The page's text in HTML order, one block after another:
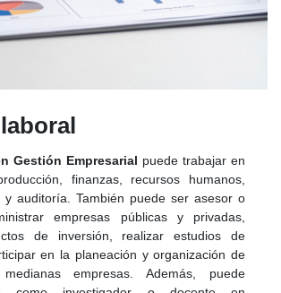
Gestión Empresarial puede trabajar en
finanzas, recursos humanos,
y auditoría. También puede ser asesor o
empresas públicas y privadas,
de inversión, realizar estudios de
en la planeación y organización de
empresas. Además, puede